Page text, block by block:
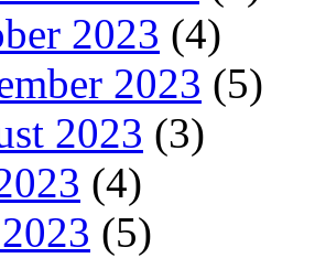
2023 (4)
2023 (5)
2023 (3)
(4)
(5)